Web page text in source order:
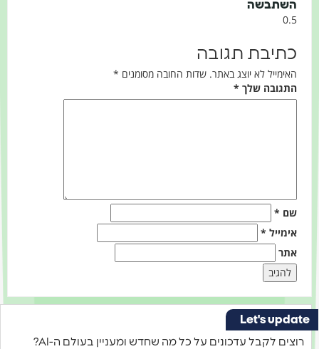
השתבשה
כתיבת תגובה
האימייל לא יוצג באתר. שדות החובה מסומנים*
התגובה שלך*
שם*
אימייל*
אתר
Let's
רוצים לקבל עדכונים על כל מה שחדש ומעניין בעולם ה-AI?